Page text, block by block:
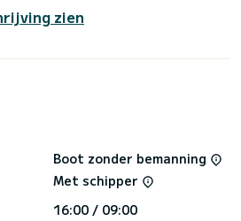
all comfort and a capacity of 8
of 13 meters, it will be your
our best offers.
zien
Boot zonder bemanning
Met schipper
16:00 / 09:00